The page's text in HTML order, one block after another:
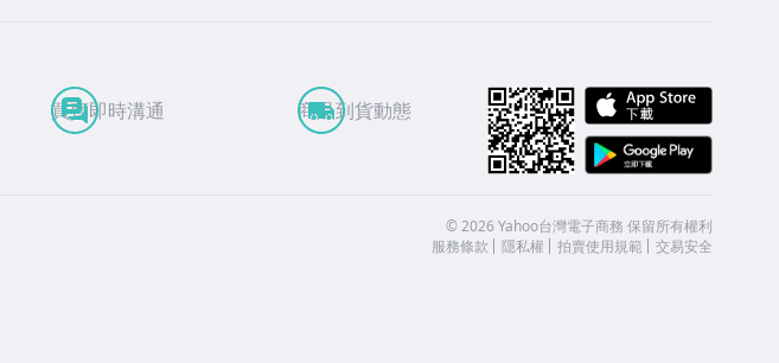
買賣即時溝通 商品到貨動態
©2026 Yahoo台灣電子商務 保留所有權利
服務條款
隱私權 拍賣使用規範 交易安全